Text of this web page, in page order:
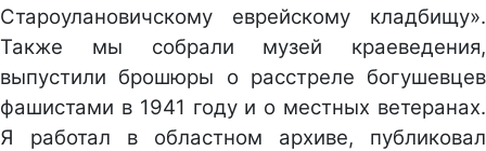
Староулановичскому еврейскому кладбищу».
Также мы собрали музей краеведения,
выпустили брошюры о расстреле богушевцев
фашистами в 1941 году и о местных ветеранах.
Я работал в областном архиве, публиковал